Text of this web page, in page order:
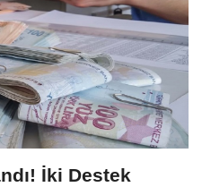
İki Destek